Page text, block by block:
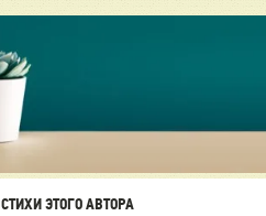
СТИХИ ЭТОГО АВТОРА